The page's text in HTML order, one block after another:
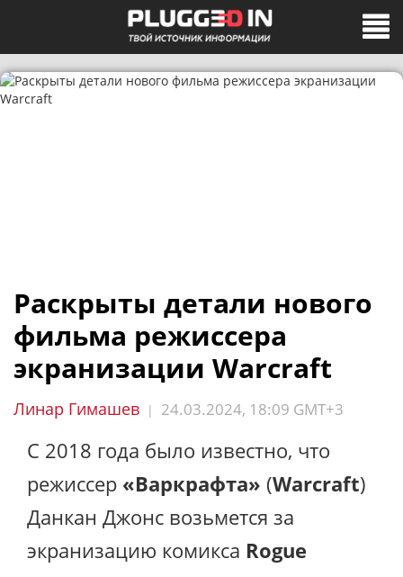
Раскрыты детали нового
фильма режиссера
экранизации Warcraft
Линар Гимашев | 24.03.2024, 18:09 GMT+3
C 2018 года было известно, что
режиссер «Варкрафта» (Warcraft)
Данкан Джонс возьмется за
экранизацию комикса Rogue